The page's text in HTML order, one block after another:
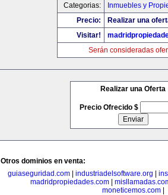
Categorias:
Inmuebles y
Precio:
Realizar una
Visitar!
Serán consideradas
Realizar una Oferta
Precio Ofrecido $
Otros dominios en venta:
guiaseguridad.com| industriadelsoftware.org
madridpropiedades.com|
moneticemos.com|